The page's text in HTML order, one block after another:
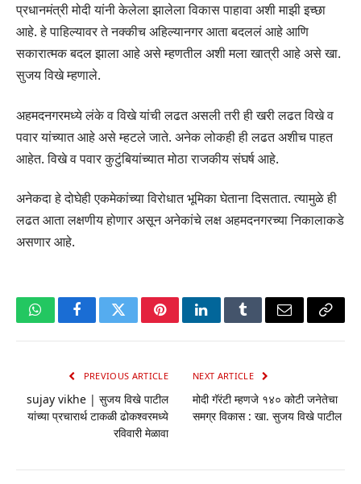
प्रधानमंत्री मोदी यांनी केलेला झालेला विकास पाहावा अशी माझी इच्छा
आहे. हे पाहिल्यावर ते नक्कीच अहिल्यानगर आता बदललं आहे आणि
सकारात्मक बदल झाला आहे असे म्हणतील अशी मला खात्री आहे असे खा.
सुजय विखे म्हणाले.
अहमदनगरमध्ये लंके व विखे यांची लढत असली तरी ही खरी लढत विखे व
पवार यांच्यात आहे असे म्हटले जाते. अनेक लोकही ही लढत अशीच पाहत
आहेत. विखे व पवार कुटुंबियांच्यात मोठा राजकीय संघर्ष आहे.
अनेकदा हे दोघेही एकमेकांच्या विरोधात भूमिका घेताना दिसतात. त्यामुळे ही
लढत आता लक्षणीय होणार असून अनेकांचे लक्ष अहमदनगरच्या निकालाकडे
असणार आहे.
WhatsAppFacebookTwitterPinterestLinkedInTumblrEmail Copy
PREVIOUS ARTICLE
sujay vikhe | सुजय विखे पाटील
यांच्या प्रचारार्थ टाकळी ढोकश्वरमध्ये
रविवारी मेळावा
NEXT ARTICLE
मोदी गॅरंटी म्हणजे १४० कोटी जनेतेचा
समग्र विकास : खा. सुजय विखे पाटील